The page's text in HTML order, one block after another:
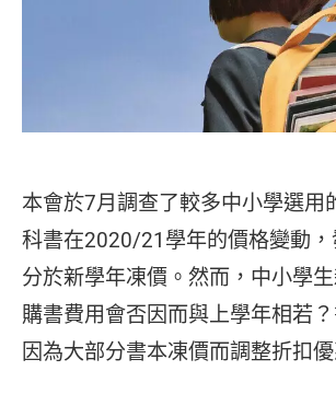
本會於7月調查了較多中小學選用
科書在2020/21學年的價格變動
分於新學年凍價。然而，中小學
購書費用會否因而與上學年相若
因為大部分書本凍價而調整折扣優